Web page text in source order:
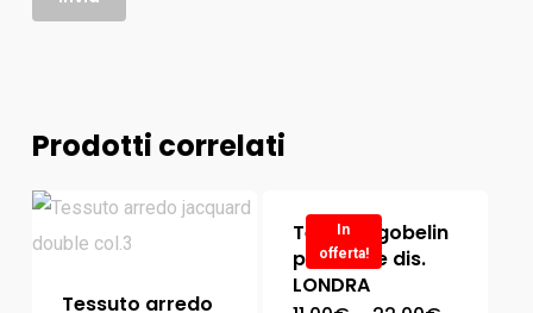
Prodotti correlati
In
offerta!
Tessuto arredo
Tessuto gobelin
per borse dis.
LONDRA